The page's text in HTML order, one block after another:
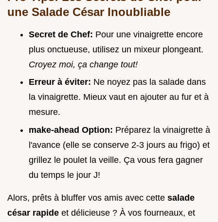
une Salade César Inoubliable
Secret de Chef: Pour une vinaigrette encore
plus onctueuse, utilisez un mixeur plongeant.
Croyez moi, ça change tout!
Erreur à éviter: Ne noyez pas la salade dans
la vinaigrette. Mieux vaut en ajouter au fur et à
mesure.
make-ahead Option: Préparez la vinaigrette à
l'avance (elle se conserve 2-3 jours au frigo) et
grillez le poulet la veille. Ça vous fera gagner
du temps le jour J!
Alors, prêts à bluffer vos amis avec cette salade
césar rapide et délicieuse ? À vos fourneaux, et